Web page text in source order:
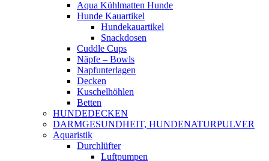
Aqua Kühlmatten Hunde
Hunde Kauartikel
Hundekauartikel
Snackdosen
Cuddle Cups
Näpfe – Bowls
Napfunterlagen
Decken
Kuschelhöhlen
Betten
HUNDEDECKEN
DARMGESUNDHEIT, HUNDENATURPULVER
Aquaristik
Durchlüfter
Luftpumpen